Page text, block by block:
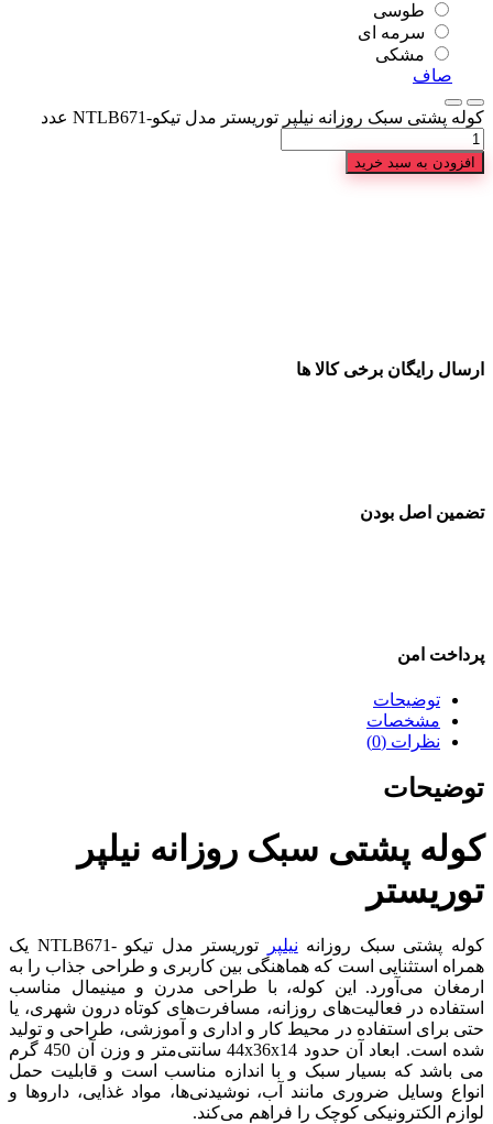
طوسی
سرمه ای
مشکی
صاف
کوله پشتی سبک روزانه نیلپر توریستر مدل تیکو-NTLB671 عدد
افزودن به سبد خرید
ارسال رایگان برخی کالا ها
تضمین اصل بودن
پرداخت امن
توضیحات
مشخصات
نظرات (0)
توضیحات
کوله پشتی سبک روزانه نیلپر
توریستر
کوله پشتی سبک روزانه نیلپر
توریستر مدل تیکو -NTLB671 یک
همراه استثنایی است که هماهنگی بین کاربری و طراحی جذاب را به
ارمغان می‌آورد. این کوله، با طراحی مدرن و مینیمال مناسب
استفاده در فعالیت‌های روزانه، مسافرت‌های کوتاه درون شهری، یا
حتی برای استفاده در محیط کار و اداری و آموزشی، طراحی و تولید
شده است. ابعاد آن حدود 44x36x14 سانتی‌متر و وزن آن 450 گرم
می باشد که بسیار سبک و با اندازه‌ مناسب است و قابلیت حمل
انواع وسایل ضروری مانند آب، نوشیدنی‌ها، مواد غذایی، داروها و
لوازم الکترونیکی کوچک را فراهم می‌کند.